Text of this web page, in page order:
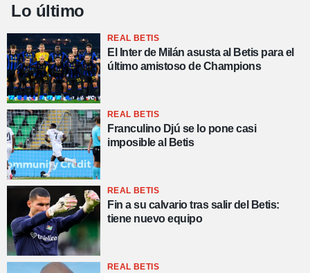
Lo último
REAL BETIS
El Inter de Milán asusta al Betis para el
último amistoso de Champions
REAL BETIS
Franculino Djú se lo pone casi
imposible al Betis
REAL BETIS
Fin a su calvario tras salir del Betis:
tiene nuevo equipo
REAL BETIS